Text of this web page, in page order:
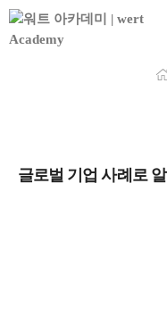
글로벌 기업 사례로